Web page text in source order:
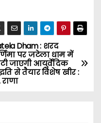
Dham : शरद
पर जटेला धाम में
जाएगी आयुर्वेदिक
से तैयार विशेष खीर :
राणा